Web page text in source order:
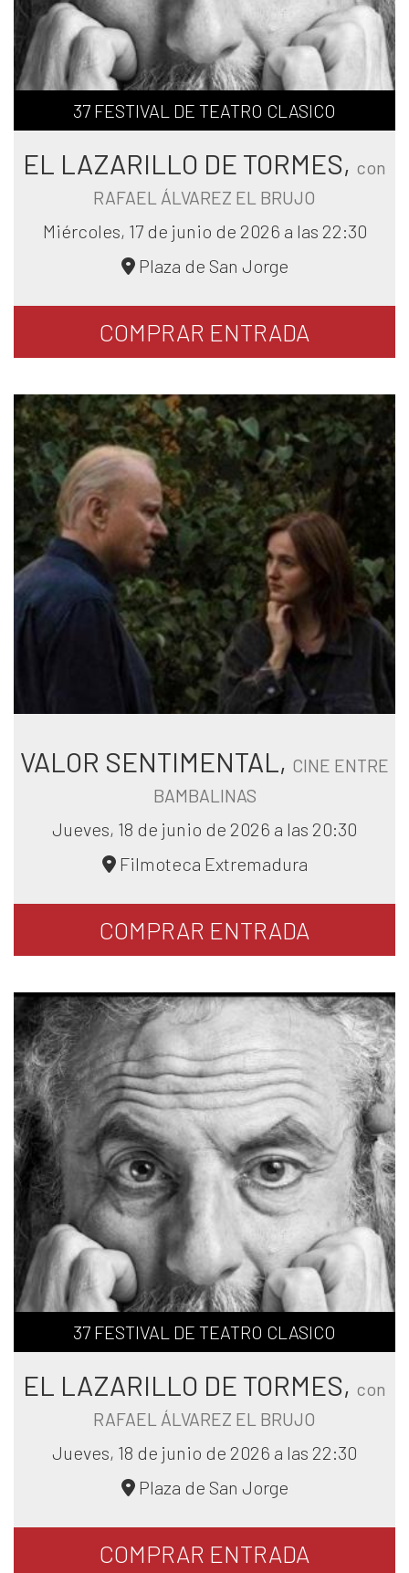
37 FESTIVAL DE TEATRO CLASICO
EL LAZARILLO DE TORMES, con
RAFAEL ÁLVAREZ EL BRUJO
Miércoles, 17 de junio de 2026 a las 22:30
Plaza de San Jorge
COMPRAR ENTRADA
VALOR SENTIMENTAL, CINE ENTRE
BAMBALINAS
Jueves, 18 de junio de 2026 a las 20:30
Filmoteca Extremadura
COMPRAR ENTRADA
37 FESTIVAL DE TEATRO CLASICO
EL LAZARILLO DE TORMES, con
RAFAEL ÁLVAREZ EL BRUJO
Jueves, 18 de junio de 2026 a las 22:30
Plaza de San Jorge
COMPRAR ENTRADA